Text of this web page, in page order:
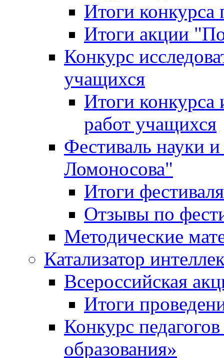
Итоги конкурса
Итоги акции
Конкурс
учащихся
Итоги конкурса
работ учащихся
Фестиваль науки
Ломоносова"
Итоги фестиваля
Отзывы по
Методические
Катализатор
Всероссийская
Итоги
Конкурс
образования»